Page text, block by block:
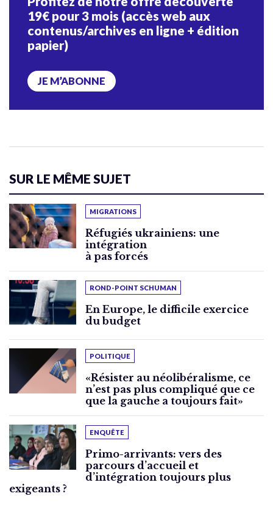
19€ pour 3 mois (accès web aux
contenus/archives en ligne + édition
papier)
JE M’ABONNE
SUR LE MÊME SUJET
MIGRATIONS
Réfugiés ukrainiens: une
intégration
à pas forcés
ROND-POINT SCHUMAN
En Europe, le difficile exercice
du budget
POLITIQUE
«Résister au néolibéralisme, ce
n’est pas plus compliqué que ce
que la gauche a toujours fait»
ENQUÊTE
Primo-arrivants: vers des
parcours d’accueil et
d’intégration toujours plus
exigeants ?